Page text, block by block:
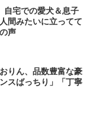
自宅での愛犬＆息子
間みたいに立ってて
声
りん、品数豊富な豪
スばっちり」「丁寧